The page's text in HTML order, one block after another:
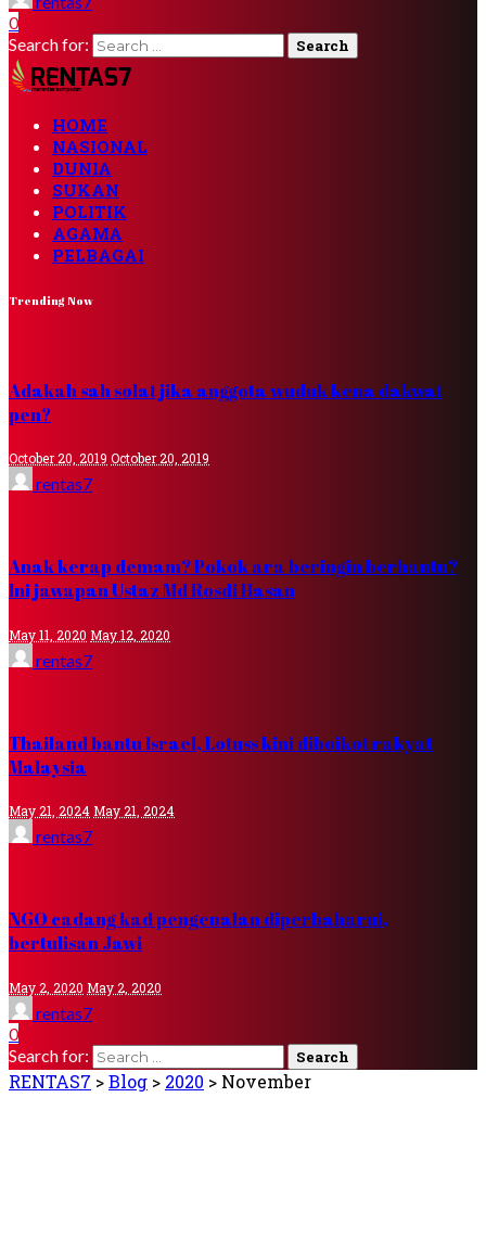
0
Search for:
HOME
NASIONAL
DUNIA
SUKAN
POLITIK
AGAMA
PELBAGAI
Trending Now
Adakah sah solat jika anggota wuduk kena dakwat
pen?
October 20, 2019 October 20, 2019
rentas7
Anak kerap demam? Pokok ara beringin berhantu?
Ini jawapan Ustaz Md Rosdi Hasan
May 11, 2020 May 12, 2020
rentas7
Thailand bantu Israel, Lotuss kini diboikot rakyat
Malaysia
May 21, 2024May 21, 2024
rentas7
NGO cadang kad pengenalan diperbaharui,
bertulisan Jawi
May 2, 2020 May 2, 2020
rentas7
0
Search for:
RENTAS7 >Blog > 2020 > November